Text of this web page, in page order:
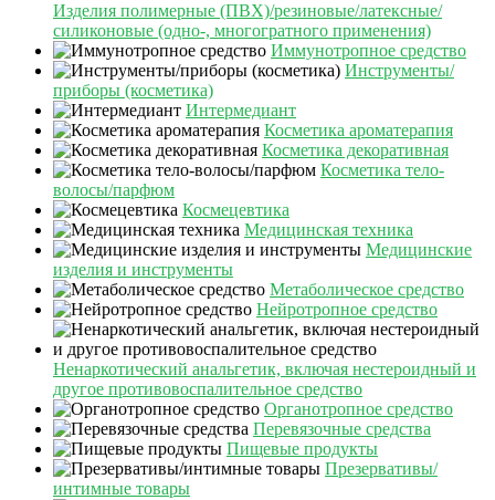
Изделия полимерные (ПВХ)/резиновые/латексные/
силиконовые (одно-, многогратного применения)
Иммунотропное средство
Инструменты/
приборы (косметика)
Интермедиант
Косметика ароматерапия
Косметика декоративная
Косметика тело-
волосы/парфюм
Космецевтика
Медицинская техника
Медицинские
изделия и инструменты
Метаболическое средство
Нейротропное средство
Ненаркотический анальгетик, включая нестероидный и
другое противовоспалительное средство
Органотропное средство
Перевязочные средства
Пищевые продукты
Презервативы/
интимные товары